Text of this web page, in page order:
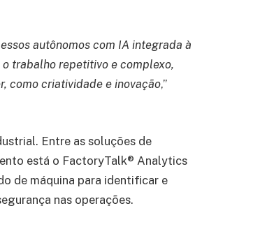
autônomos com IA integrada à
trabalho repetitivo e complexo,
como criatividade e inovação,”
Entre as soluções de
está o FactoryTalk® Analytics
de máquina para identificar e
nas operações.